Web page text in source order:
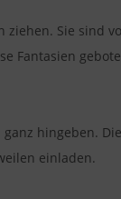
ziehen. Sie sind
Fantasien
hingeben.
einladen.